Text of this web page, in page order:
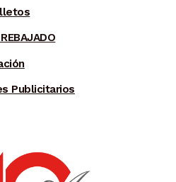
Publicitarios